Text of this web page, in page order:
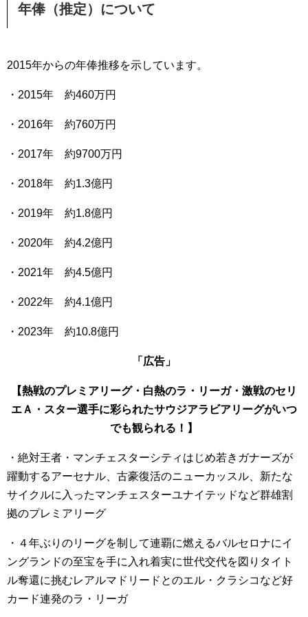
年俸（推定）について
2015年からの年俸推移を示しています。
・2015年 約460万円
・2016年 約760万円
・2017年 約9700万円
・2018年 約1.3億円
・2019年 約1.8億円
・2020年 約4.2億円
・2021年 約4.5億円
・2022年 約4.1億円
・2023年 約10.8億円
「広告」
【熱戦のプレミアリーグ・白熱のラ・リーガ・激戦のセリ
エＡ・スター選手に彩られたサウジアラビアリーグがいつ
でも観られる！】
・絶対王者・マンチェスターシティはじめ若きガナーズが
躍動するアーセナル、古豪復活のニューカッスル、新たな
サイクルに入ったマンチェスターユナイテッドなど群雄割
拠のプレミアリーグ
・４年ぶりのリーグを制して連覇に燃えるバルセロナにイ
ングランドの至宝を手に入れ着実に世代交代を図りタイト
ル奪還に挑むレアルマドリードとのエル・クラシコなど好
カード連発のラ・リーガ